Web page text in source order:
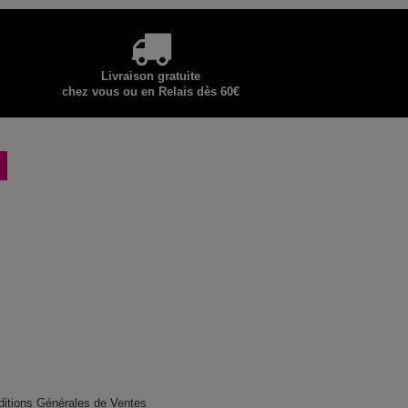
Livraison gratuite
chez vous ou en Relais dès 60€
Générales de Ventes